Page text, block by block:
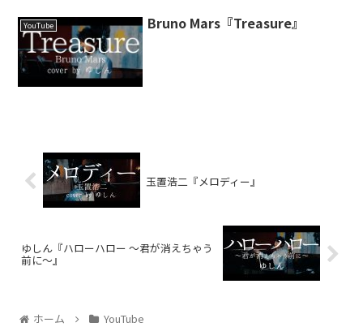
YouTube Bruno Mars『Treasure』
玉置浩二『メロディー』
ゆしん『ハローハロー ～君が消えちゃう
前に～』
ホーム YouTube